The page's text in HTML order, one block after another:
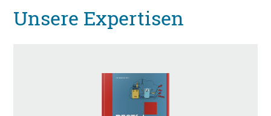
Unsere Expertisen